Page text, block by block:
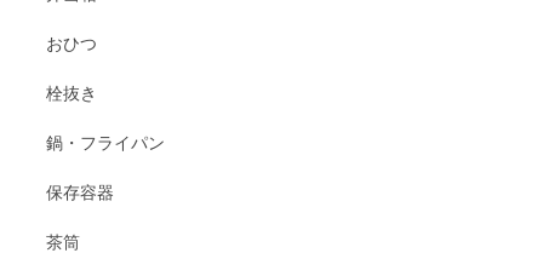
おひつ
栓抜き
鍋・フライパン
保存容器
茶筒